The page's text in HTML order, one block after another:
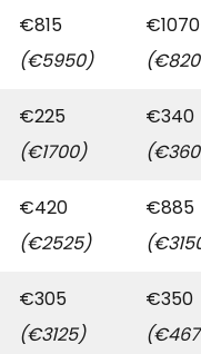
€815
(€5950)
€1070
€225
(€1700)
€340
€420
(€2525)
€885
€305
(€3125)
€350